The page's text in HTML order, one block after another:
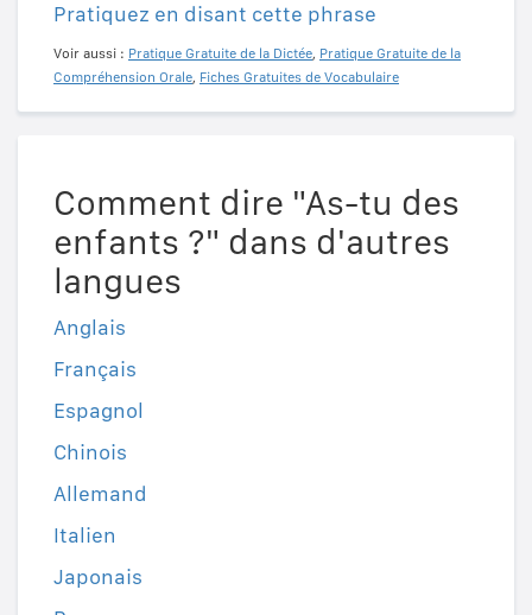
Pratiquez en disant cette phrase
Voir aussi : Pratique Gratuite de la Dictée, Pratique Gratuite de la
Compréhension Orale, Fiches Gratuites de Vocabulaire
Comment dire "As-tu des
enfants ?" dans d'autres
langues
Anglais
Français
Espagnol
Chinois
Allemand
Italien
Japonais